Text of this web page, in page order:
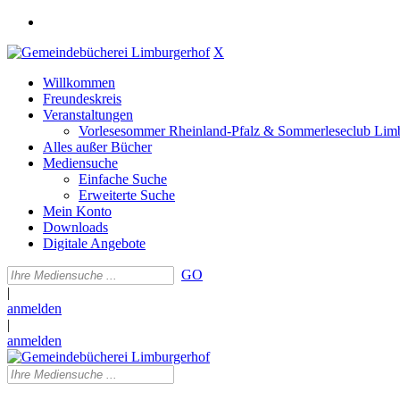
X
Willkommen
Freundeskreis
Veranstaltungen
Vorlesesommer Rheinland-Pfalz & Sommerleseclub
Alles außer Bücher
Mediensuche
Einfache Suche
Erweiterte Suche
Mein Konto
Downloads
Digitale Angebote
GO
|
anmelden
|
anmelden